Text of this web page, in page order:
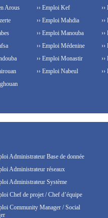
Arous
›› Emploi Kef
›› Emploi Mahdia
›› Emploi Manouba
›› Emploi Médenine
›› Emploi Monastir
›› Emploi Nabeul
Administrateur Base de donnée
Administrateur réseaux
Administrateur Système
Chef de projet / Chef d’équipe
Community Manager / Social